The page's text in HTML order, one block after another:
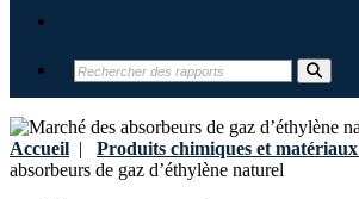
Accueil | Produits chimiques et matériaux
absorbeurs de gaz d’éthylène naturel